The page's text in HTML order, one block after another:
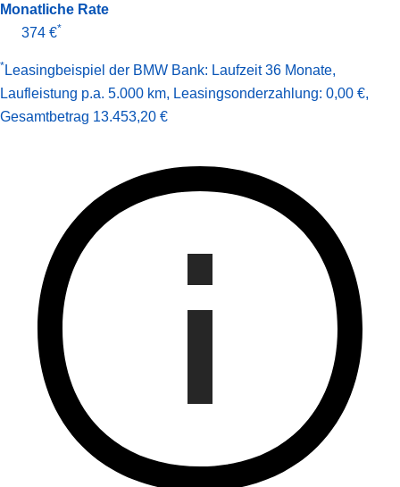
Monatliche Rate
374 €*
* Leasingbeispiel der BMW Bank: Laufzeit 36 Monate,
Laufleistung p.a. 5.000 km, Leasingsonderzahlung: 0,00 €,
Gesamt­betrag 13.453,20 €